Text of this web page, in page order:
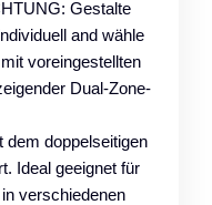
Gestalte
and wähle
voreingestellten
Dual-Zone-
doppelseitigen
Ideal geeignet für
verschiedenen